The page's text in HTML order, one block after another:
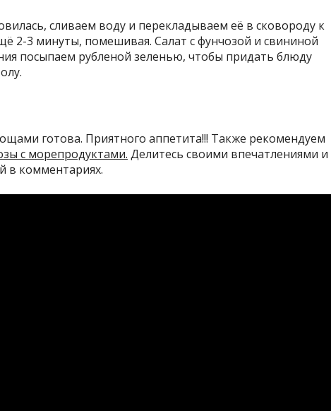
сливаем воду и перекладываем её в сковороду к
2-3 минуты, помешивая. Салат с фунчозой и свининой
посыпаем рубленой зеленью, чтобы придать блюду
готова. Приятного аппетита!!! Также рекомендуем
с морепродуктами. Делитесь своими впечатлениями и
в комментариях.